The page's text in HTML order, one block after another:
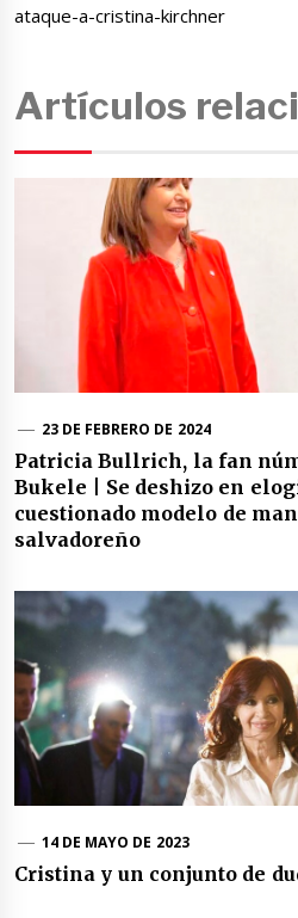
ataque-a-cristina-kirchner
Artículos
23 DE FEBRERO DE 2024
Patricia Bullrich, la fan
Bukele | Se deshizo en
cuestionado modelo de
salvadoreño
14 DE MAYO DE 2023
Cristina y un conjunto de